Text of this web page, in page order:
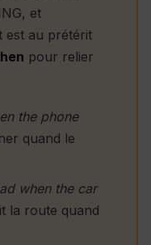
et
est au prétérit
pour relier
the phone
quand le
when the car
la route quand